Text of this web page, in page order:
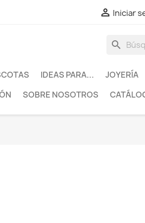
 Iniciar
search
IDEAS PARA...
JOYERÍA
SOBRE NOSOTROS